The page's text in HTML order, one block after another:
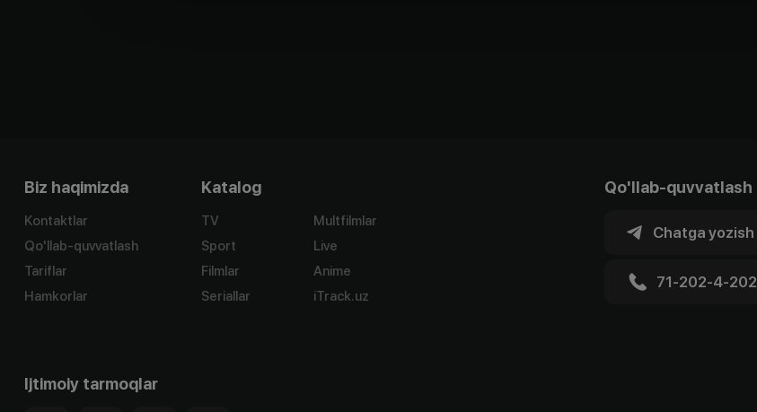
Biz haqimizda
Kontaktlar
Qo'llab-quvvatlash
Tariflar
Hamkorlar
Katalog
TV
Sport
Filmlar
Seriallar
Multfilmlar
Live
Anime
iTrack.uz
Qo'llab-quvvatlash
Chatga yozish
71-202-4-202
Ijtimoiy tarmoqlar